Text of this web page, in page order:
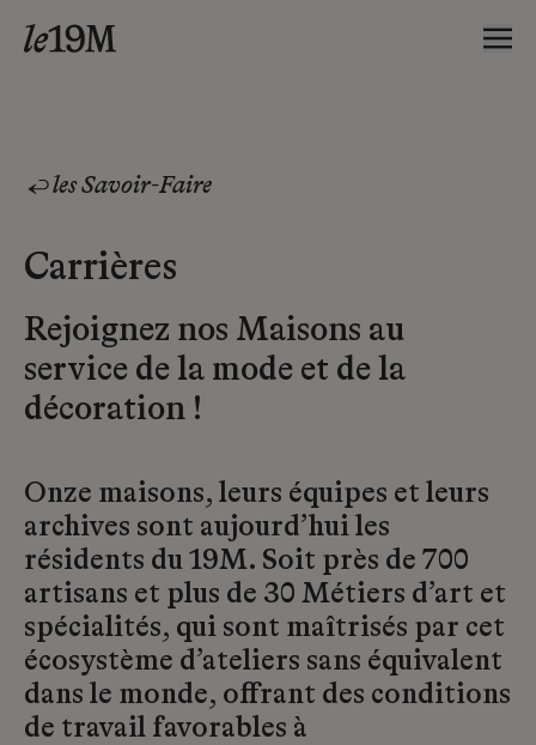
les Savoir-Faire
Carrières
Rejoignez nos Maisons au
service de la mode et de la
décoration !
Onze maisons, leurs équipes et leurs
archives sont aujourd’hui les
résidents du 19M. Soit près de 700
artisans et plus de 30 Métiers d’art et
spécialités, qui sont maîtrisés par cet
écosystème d’ateliers sans équivalent
dans le monde, offrant des conditions
de travail favorables à